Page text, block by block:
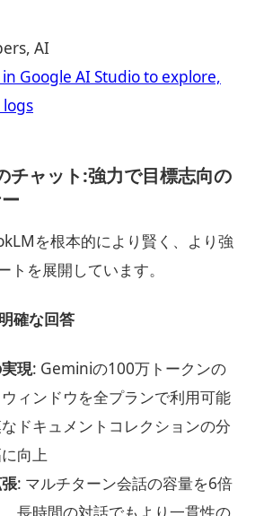
AI
Google AI Studio to explore,
ャット:強力で目標志向の
を根本的により賢く、より強
トを展開しています。
確な回答
現: Geminiの100万トークンの
ィンドウを全プランで利用可能
ドキュメントコレクションの分
向上
: マルチターン会話の容量を6倍